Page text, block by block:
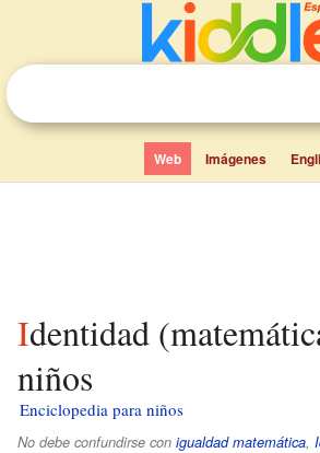
Web Imágenes
Identidad (matemática) para
niños
Enciclopedia para niños
No debe confundirse con igualdad matemática,